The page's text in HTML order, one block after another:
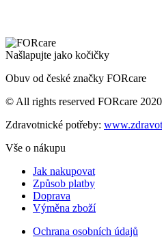
Našlapujte jako kočičky
Obuv od české značky FORcare
© All rights reserved FORcare 2020
Zdravotnické potřeby:
Vše o nákupu
Jak nakupovat
Způsob platby
Doprava
Výměna zboží
Ochrana osobních údajů